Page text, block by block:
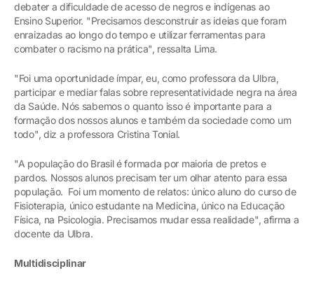
debater a dificuldade de acesso de negros e indígenas ao
Ensino Superior. "Precisamos desconstruir as ideias que foram
enraizadas ao longo do tempo e utilizar ferramentas para
combater o racismo na prática", ressalta Lima.
"Foi uma oportunidade ímpar, eu, como professora da Ulbra,
participar e mediar falas sobre representatividade negra na área
da Saúde. Nós sabemos o quanto isso é importante para a
formação dos nossos alunos e também da sociedade como um
todo", diz a professora Cristina Tonial.
"A população do Brasil é formada por maioria de pretos e
pardos. Nossos alunos precisam ter um olhar atento para essa
população. Foi um momento de relatos: único aluno do curso de
Fisioterapia, único estudante na Medicina, único na Educação
Física, na Psicologia. Precisamos mudar essa realidade", afirma a
docente da Ulbra.
Multidisciplinar